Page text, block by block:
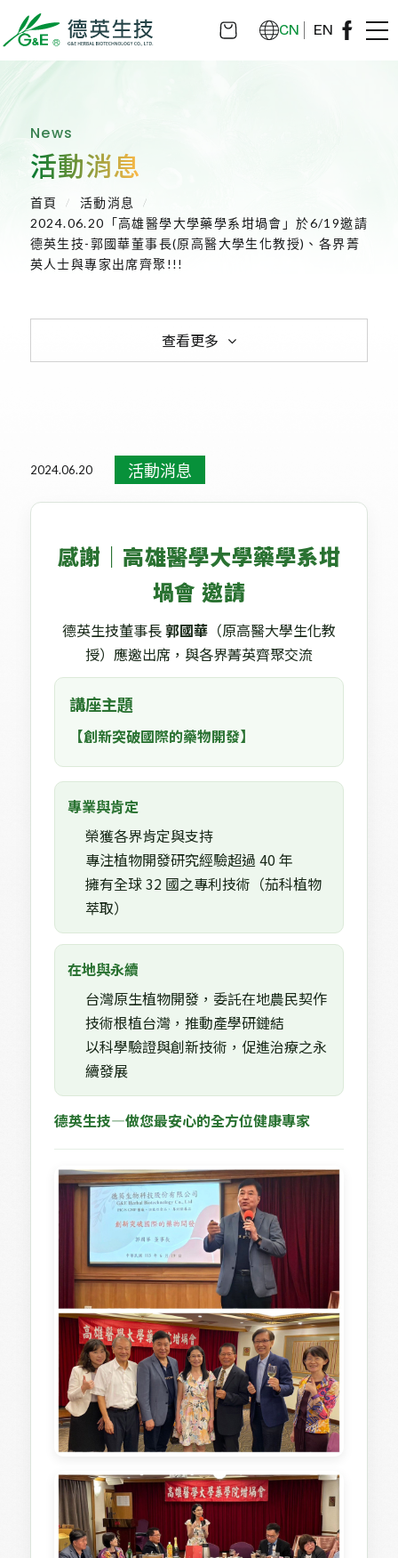
CN EN
News
活動消息
首頁
活動消息
2024.06.20「高雄醫學大學藥學系坩堝會」於6/19邀請
德英生技-郭國華董事長(原高醫大學生化教授)、各界菁
英人士與專家出席齊聚!!!
查看更多
2024.06.20 活動消息
感謝｜高雄醫學大學藥學系坩
堝會 邀請
德英生技董事長郭國華（原高醫大學生化教
授）應邀出席，與各界菁英齊聚交流
講座主題
【創新突破國際的藥物開發】
專業與肯定
榮獲各界肯定與支持
專注植物開發研究經驗超過 40 年
擁有全球 32 國之專利技術（茄科植物
萃取）
在地與永續
台灣原生植物開發，委託在地農民契作
技術根植台灣，推動產學研鏈結
以科學驗證與創新技術，促進治療之永
續發展
德英生技—做您最安心的全方位健康專家